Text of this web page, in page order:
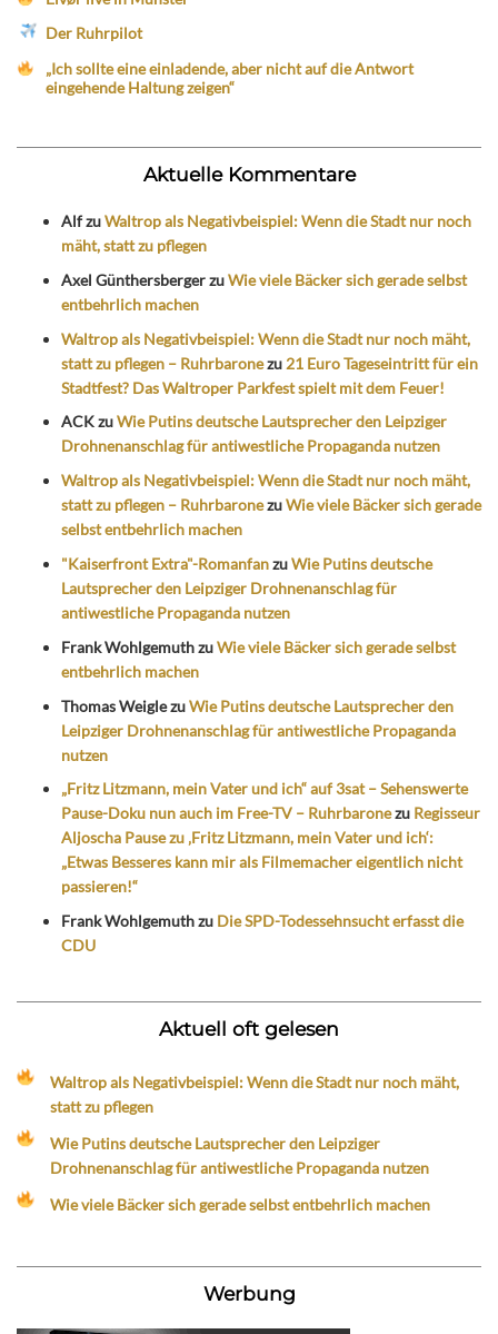
Der Ruhrpilot
„Ich sollte eine einladende, aber nicht auf die Antwort
eingehende Haltung zeigen“
Aktuelle Kommentare
AlfzuWaltrop als Negativbeispiel: Wenn die Stadt nur noch
mäht, statt zu pflegen
Axel GünthersbergerzuWie viele Bäcker sich gerade selbst
entbehrlich machen
Waltrop als Negativbeispiel: Wenn die Stadt nur noch mäht,
statt zu pflegen – Ruhrbaronezu 21 Euro Tageseintritt für ein
Stadtfest? Das Waltroper Parkfest spielt mit dem Feuer!
ACKzuWie Putins deutsche Lautsprecher den Leipziger
Drohnenanschlag für antiwestliche Propaganda nutzen
Waltrop als Negativbeispiel: Wenn die Stadt nur noch mäht,
statt zu pflegen – RuhrbaronezuWie viele Bäcker sich gerade
selbst entbehrlich machen
"Kaiserfront Extra"-RomanfanzuWie Putins deutsche
Lautsprecher den Leipziger Drohnenanschlag für
antiwestliche Propaganda nutzen
Frank WohlgemuthzuWie viele Bäcker sich gerade selbst
entbehrlich machen
Thomas WeiglezuWie Putins deutsche Lautsprecher den
Leipziger Drohnenanschlag für antiwestliche Propaganda
nutzen
„Fritz Litzmann, mein Vater und ich“ auf 3sat – Sehenswerte
Pause-Doku nun auch im Free-TV – Ruhrbaronezu Regisseur
Aljoscha Pause zu ‚Fritz Litzmann, mein Vater und ich‘:
„Etwas Besseres kann mir als Filmemacher eigentlich nicht
passieren!“
Frank Wohlgemuthzu Die SPD-Todessehnsucht erfasst die
CDU
Aktuell oft gelesen
Waltrop als Negativbeispiel: Wenn die Stadt nur noch mäht,
statt zu pflegen
Wie Putins deutsche Lautsprecher den Leipziger
Drohnenanschlag für antiwestliche Propaganda nutzen
Wie viele Bäcker sich gerade selbst entbehrlich machen
Werbung